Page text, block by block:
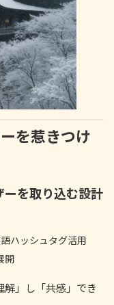
を惹きつけ
を取り込む設計
ハッシュタグ活用
開
」し「共感」でき